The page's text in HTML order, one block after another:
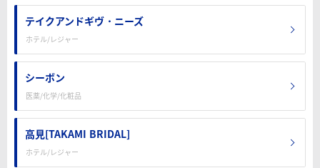
テイクアンドギヴ・ニーズ
ホテル/レジャー
シーボン
医薬/化学/化粧品
高見[TAKAMI BRIDAL]
ホテル/レジャー